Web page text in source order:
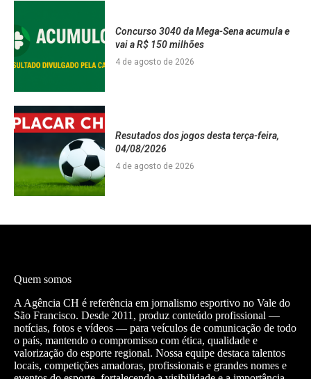
Concurso 3040 da Mega-Sena acumula e
vai a R$ 150 milhões
4 de agosto de 2026
Resutados dos jogos desta terça-feira,
04/08/2026
4 de agosto de 2026
Quem somos
A Agência CH é referência em jornalismo esportivo no Vale do
São Francisco. Desde 2011, produz conteúdo profissional —
notícias, fotos e vídeos — para veículos de comunicação de todo
o país, mantendo o compromisso com ética, qualidade e
valorização do esporte regional. Nossa equipe destaca talentos
locais, competições amadoras, profissionais e grandes nomes e